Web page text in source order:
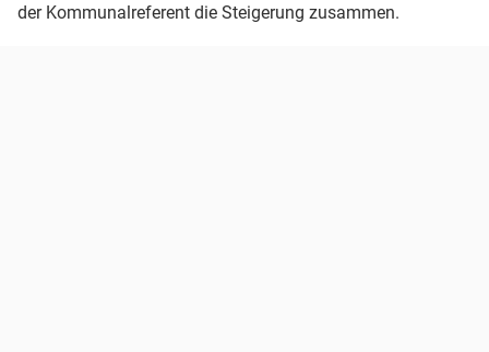
der Kommunalreferent die Steigerung zusammen.